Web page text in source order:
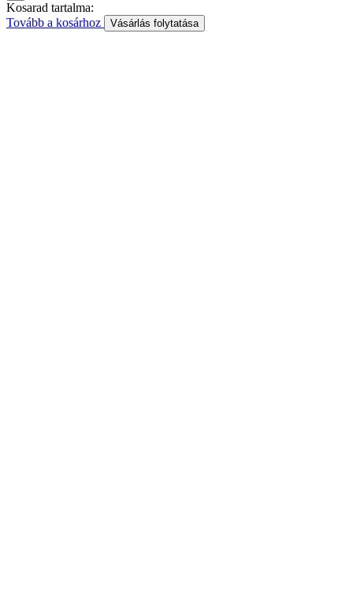
Kosarad tartalma:
Tovább a kosárhoz
Vásárlás folytatása